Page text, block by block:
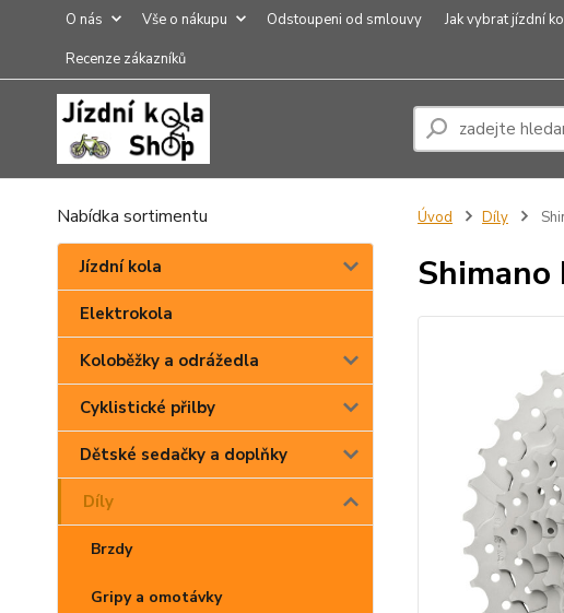
O nás Vše o nákupu Odstoupeni od smlouvy Jak vybrat jízdní
Recenze zákazníků
Nabídka sortimentu
Jízdní kola
Elektrokola
Koloběžky a odrážedla
Cyklistické přilby
Dětské sedačky a doplňky
Díly
Brzdy
Gripy a omotávky
Úvod Díly